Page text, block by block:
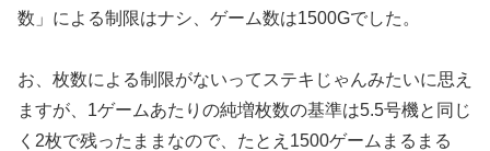
数」による制限はナシ、ゲーム数は1500Gでした。
お、枚数による制限がないってステキじゃんみたいに思え
ますが、 1ゲームあたりの純増枚数の基準は5.5号機と同じ
く2枚で残ったままなので、たとえ1500ゲームまるまる